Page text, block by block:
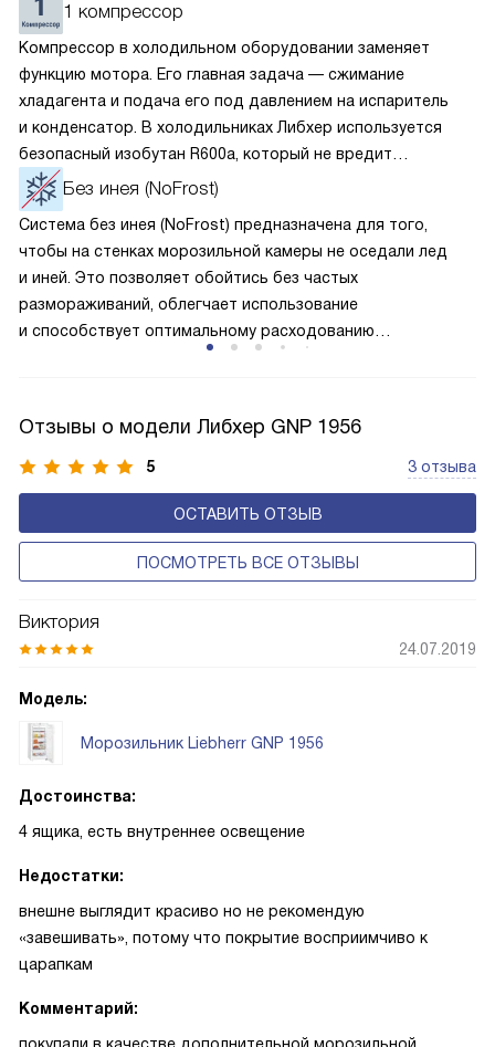
1 компрессор
Компрессор в холодильном оборудовании заменяет
функцию мотора. Его главная задача — сжимание
хладагента и подача его под давлением на испаритель
и конденсатор. В холодильниках Либхер используется
безопасный изобутан R600a, который не вредит
окружающей среде. Компрессор перегоняет его
по охладительному контуру по принципу насоса. Чем
лучше работает «мотор» прибора, тем качественнее
и быстрее происходит охлаждение, затрачивается
меньше электроэнергии.
Без инея (NoFrost)
Система без инея (NoFrost) предназначена для того,
чтобы на стенках морозильной камеры не оседали лед
и иней. Это позволяет обойтись без частых
размораживаний, облегчает использование
и способствует оптимальному расходованию
камеры.
Отзывы о модели Либхер GNP 1956
5 3 отзыва
ОСТАВИТЬ ОТЗЫВ
ПОСМОТРЕТЬ ВСЕ ОТЗЫВЫ
Виктория
24.07.2019
Модель:
Морозильник Liebherr GNP 1956
Достоинства:
4 ящика, есть внутреннее освещение
Недостатки:
внешне выглядит красиво но не рекомендую
«завешивать», потому что покрытие восприимчиво к
царапкам
Комментарий: